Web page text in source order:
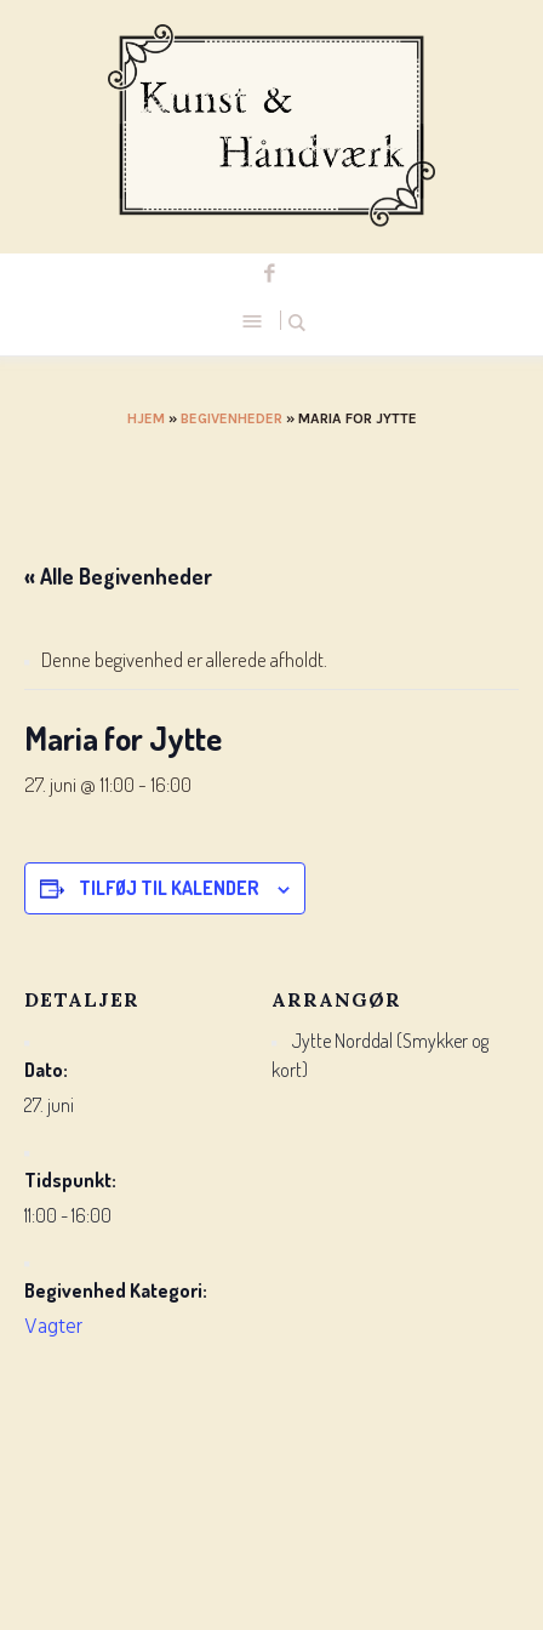
HJEM » BEGIVENHEDER » MARIA FOR JYTTE
« Alle Begivenheder
Denne begivenhed er allerede afholdt.
Maria for Jytte
27. juni @ 11:00 -16:00
TILFØJ TIL KALENDER
DETALJER
Dato:
27. juni
Tidspunkt:
11:00 - 16:00
Begivenhed Kategori:
Vagter
ARRANGØR
Jytte Norddal (Smykker og
kort)